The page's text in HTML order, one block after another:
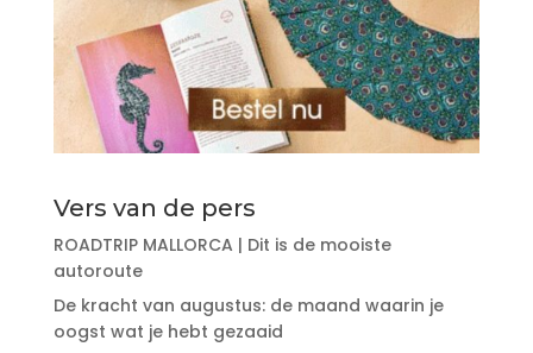
Vers van de pers
ROADTRIP MALLORCA | Dit is de mooiste
autoroute
De kracht van augustus: de maand waarin je
oogst wat je hebt gezaaid